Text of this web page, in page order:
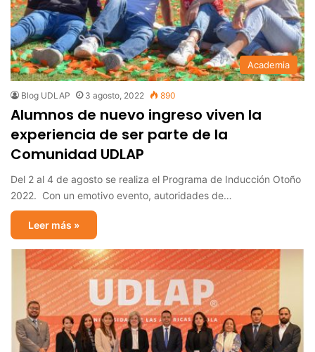
Academia
Blog UDLAP 3 agosto, 2022 890
Alumnos de nuevo ingreso viven la
experiencia de ser parte de la
Comunidad UDLAP
Del 2 al 4 de agosto se realiza el Programa de Inducción Otoño
2022. Con un emotivo evento, autoridades de…
Leer más »